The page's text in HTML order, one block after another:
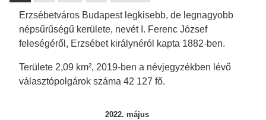
Erzsébetváros Budapest legkisebb, de legnagyobb
népsűrűségű kerülete, nevét I. Ferenc József
feleségéről, Erzsébet királynéról kapta 1882-ben.
Területe 2,09 km², 2019-ben a névjegyzékben lévő
választópolgárok száma 42 127 fő.
2022. május